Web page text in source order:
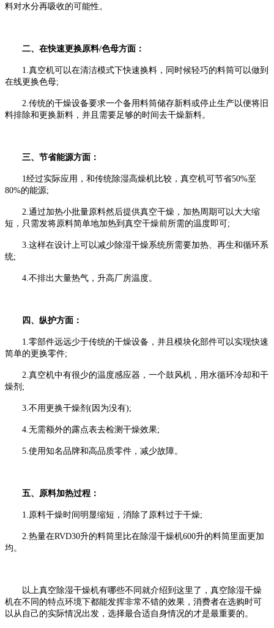
料对水分再吸收的可能性。
二、在快速更换原料/色母方面：
1.真空机可以在清洁模式下快速换料，同时候轻巧的料筒可以做到
在线更换色母;
2.传统的干燥设备要求一个备用料筒储存新料或停止生产以便将旧
料排除和更换新料，并且需要足够的时间去干燥新料。
三、节省能源方面：
1经过实际应用，和传统除湿高燥机比较，真空机可节省50%至
80%的能源;
2.通过加热小批量原料然后提供真空干燥，加热周期可以大大缩
短，只需发将原料简单地加热到真空干燥前所需的温度即可;
3.这样在设计上可以减少除湿干燥系统所需要加热、再生和循环系
统;
4.不排出大量热气，升高厂房温度。
四、纵护方面：
1.零部件远远少于传统的干燥设备，并且模块化部件可以实现快速
简单的更换零件;
2.真空机中有很少的温度感应器，一个鼓风机，用水循环冷却和干
燥剂;
3.不用更换干燥剂(因为没有);
4.无需额外的露点表去检测干燥效果;
5.使用知名品牌和高品质零件，减少故障。
五、原料加热过程：
1.原料干燥时间明显缩短，消除了原料过于干燥;
2.热量在RVD30升的料筒里比在除湿干燥机600升的料筒里面更加
均。
以上真空除湿干燥机有哪些不同就介绍到这里了，真空除湿干燥
机在不同的特点环境下都能发挥非常不错的效果，消费者在选购时可
以从自己的实际情况出发，选择最合适自身情况的才是最重要的。